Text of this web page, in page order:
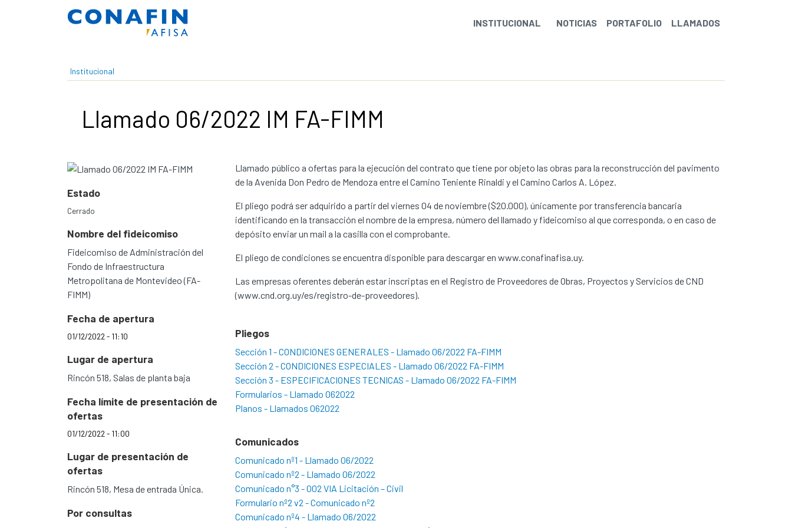
Pasar al contenido principal
INSTITUCIONAL
NOTICIAS PORTAFOLIO LLAMADOS
Institucional
Llamado 06/2022 IM FA-FIMM
Estado
Cerrado
Nombre del fideicomiso
Fideicomiso de Administración del
Fondo de Infraestructura
Metropolitana de Montevideo (FA-
FIMM)
Fecha de apertura
01/12/2022 - 11:10
Lugar de apertura
Rincón 518, Salas de planta baja
Fecha límite de presentación de
ofertas
01/12/2022 - 11:00
Lugar de presentación de
ofertas
Rincón 518, Mesa de entrada Única.
Por consultas
Llamado público a ofertas para la ejecución del contrato que tiene por objeto las obras para la reconstrucción del pavimento
de la Avenida Don Pedro de Mendoza entre el Camino Teniente Rinaldi y el Camino Carlos A. López.
El pliego podrá ser adquirido a partir del viernes 04 de noviembre ($20.000), únicamente por transferencia bancaria
identificando en la transacción el nombre de la empresa, número del llamado y fideicomiso al que corresponda, o en caso de
depósito enviar un mail a la casilla con el comprobante.
El pliego de condiciones se encuentra disponible para descargar en www.conafinafisa.uy.
Las empresas oferentes deberán estar inscriptas en el Registro de Proveedores de Obras, Proyectos y Servicios de CND
(www.cnd.org.uy/es/registro-de-proveedores).
Pliegos
Sección 1 - CONDICIONES GENERALES - Llamado 06/2022 FA-FIMM
Sección 2 - CONDICIONES ESPECIALES - Llamado 06/2022 FA-FIMM
Sección 3 - ESPECIFICACIONES TECNICAS - Llamado 06/2022 FA-FIMM
Formularios - Llamado 062022
Planos - Llamados 062022
Comunicados
Comunicado nº1 - Llamado 06/2022
Comunicado nº2 - Llamado 06/2022
Comunicado n°3 - 002 VIA Licitación – Civil
Formulario nº2 v2 - Comunicado nº2
Comunicado nº4 - Llamado 06/2022